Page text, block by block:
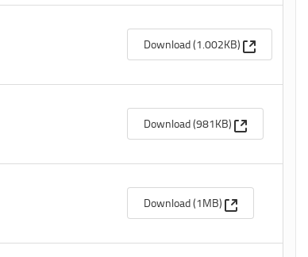
Download (1.002KB) (Apre una
Download (981KB) (Apre una
Download (1MB) (Apre una